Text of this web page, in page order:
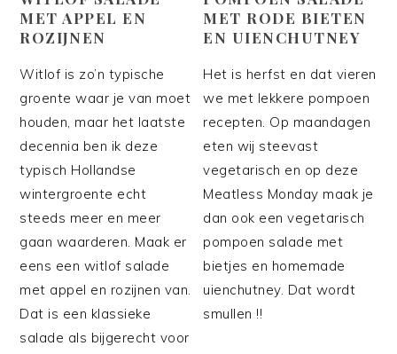
MET APPEL EN
ROZIJNEN
Witlof is zo’n typische
groente waar je van moet
houden, maar het laatste
decennia ben ik deze
typisch Hollandse
wintergroente echt
steeds meer en meer
gaan waarderen. Maak er
eens een witlof salade
met appel en rozijnen van.
Dat is een klassieke
salade als bijgerecht voor
MET RODE BIETEN
EN UIENCHUTNEY
Het is herfst en dat vieren
we met lekkere pompoen
recepten. Op maandagen
eten wij steevast
vegetarisch en op deze
Meatless Monday maak je
dan ook een vegetarisch
pompoen salade met
bietjes en homemade
uienchutney. Dat wordt
smullen !!